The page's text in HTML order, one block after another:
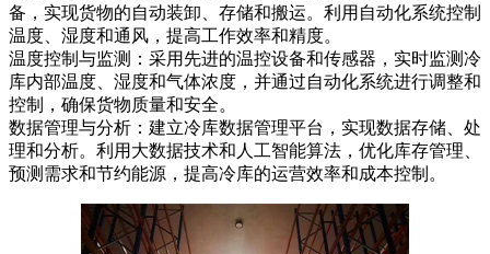
备，实现货物的自动装卸、存储和搬运。利用自动化系统控制
温度、湿度和通风，提高工作效率和精度。
温度控制与监测：采用先进的温控设备和传感器，实时监测冷
库内部温度、湿度和气体浓度，并通过自动化系统进行调整和
控制，确保货物质量和安全。
数据管理与分析：建立冷库数据管理平台，实现数据存储、处
理和分析。利用大数据技术和人工智能算法，优化库存管理、
预测需求和节约能源，提高冷库的运营效率和成本控制。